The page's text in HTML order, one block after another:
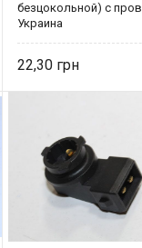
безцокольной) с
Украина
22,30